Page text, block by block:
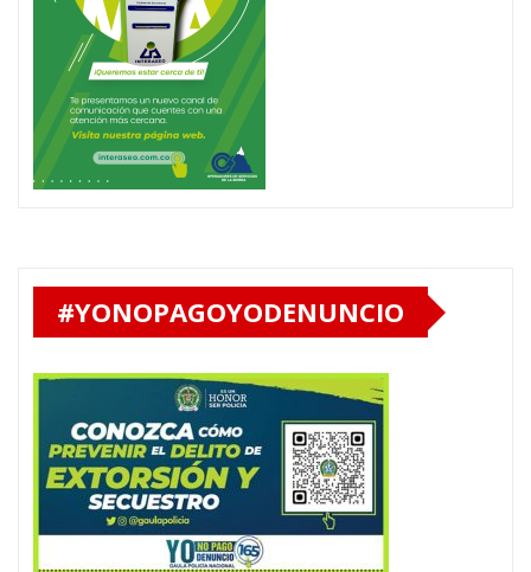
#YONOPAGOYODENUNCIO